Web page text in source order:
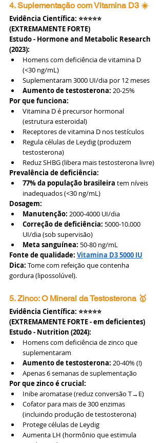
4. Suplementação com Vitamina D3 ☀️
Evidência Científica: ⭐⭐⭐⭐⭐
(EXTREMAMENTE FORTE)
Estudo - Hormone and Metabolic Research
(2023):
Homens com deficiência de vitamina D
(<30 ng/mL)
Suplementaram 3000 UI/dia por 12 meses
Aumento de testosterona: 20-25%
Por que funciona:
Vitamina D é precursor hormonal
(estrutura esteroidal)
Receptores de vitamina D nos testículos
Regula células de Leydig (produzem
testosterona)
Reduz SHBG (libera mais testosterona livre)
Prevalência de deficiência:
77% da população brasileira tem níveis
inadequados (<30 ng/mL)
Dosagem:
Manutenção: 2000-4000 UI/dia
Correção de deficiência: 5000-10.000
UI/dia (sob supervisão)
Meta sanguínea: 50-80 ng/mL
Fonte de qualidade: Vitamina D3 5000 IU
Dica: Tome com refeição que contenha
gordura (lipossolúvel).
5. Zinco: O Mineral da Testosterona 🥇
Evidência Científica: ⭐⭐⭐⭐⭐
(EXTREMAMENTE FORTE - em deficientes)
Estudo - Nutrition (2024):
Homens com deficiência de zinco que
suplementaram
Aumento de testosterona: 20-40% (!)
Apenas 6 semanas de suplementação
Por que zinco é crucial:
Inibe aromatase (reduz conversão T→E)
Cofator para mais de 300 enzimas
(incluindo produção de testosterona)
Protege células de Leydig
Aumenta LH (hormônio que estimula